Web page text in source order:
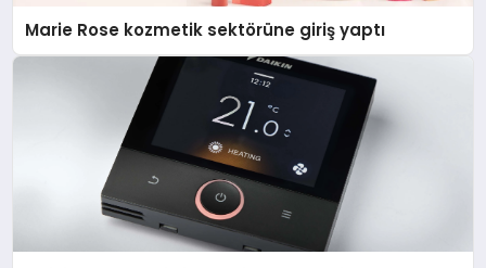
Marie Rose kozmetik sektörüne giriş yaptı